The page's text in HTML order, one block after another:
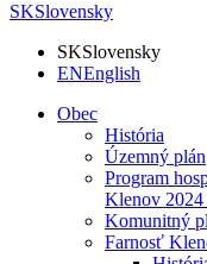
SKSlovensky
SKSlovensky
ENEnglish
Obec
História
Územný plán
Program
Klenov 2024
Komunitný
Farnosť